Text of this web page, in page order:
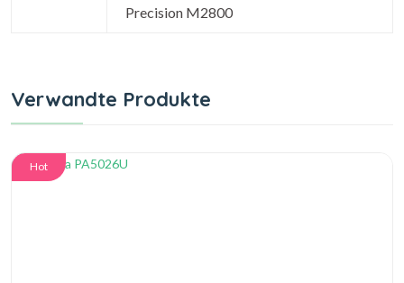
Precision M2800
Verwandte Produkte
Hot